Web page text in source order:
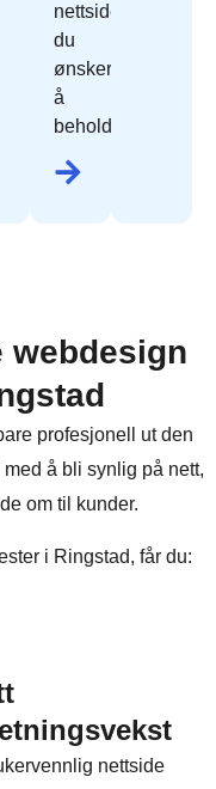
nettside
du
ønsker
å
beholde.
webdesign
profesjonell ut den
å bli synlig på nett,
om til kunder.
i Ringstad, får du:
nettside